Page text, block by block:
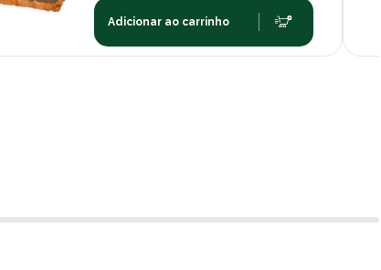
Adicionar ao carrinho